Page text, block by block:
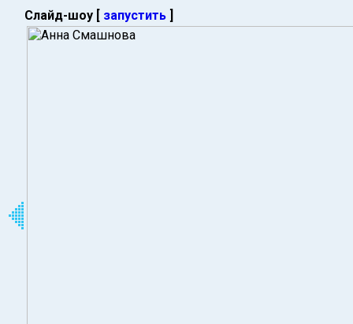
Слайд-шоу [ запустить ]